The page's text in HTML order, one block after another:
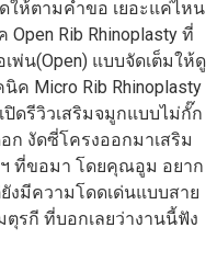
ให้ตามคำขอ เยอะแค่ไหน
Rib Rhinoplasty ที่
พ่น(Open) แบบจัดเต็มให้ดู
ค Micro Rib Rhinoplasty
ดรีวิวเสริมจมูกแบบไม่กั๊ก
ก งัดซี่โครงออกมาเสริม
ฯ ที่ขอมา โดยคุณอูม อยาก
มีความโดดเด่นแบบสาย
ตุรกี ที่บอกเลยว่างานนี้ฟัง